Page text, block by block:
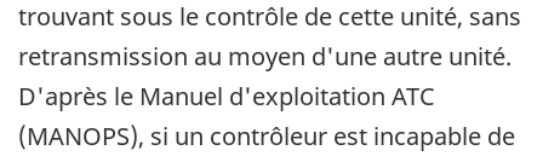
trouvant sous le contrôle de cette unité, sans
retransmission au moyen d'une autre unité.
D'après le Manuel d'exploitation ATC
(MANOPS), si un contrôleur est incapable de